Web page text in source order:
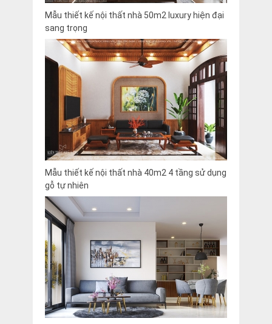
Mẫu thiết kế nội thất nhà 50m2 luxury hiện đại
sang trọng
Mẫu thiết kế nội thất nhà 40m2 4 tầng sử dụng
gỗ tự nhiên